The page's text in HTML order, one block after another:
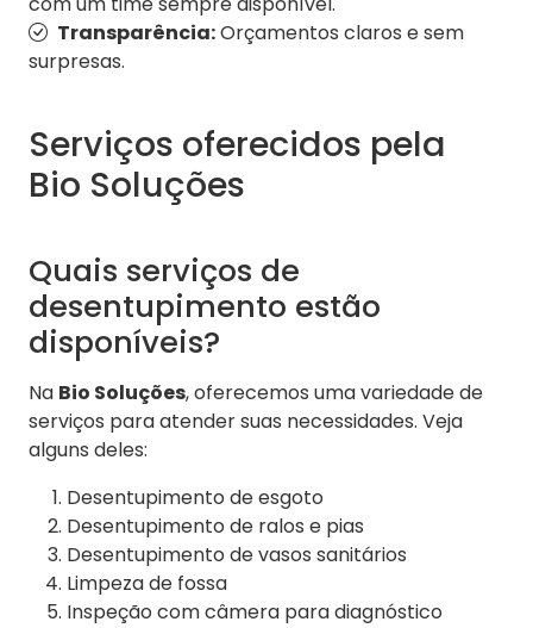
Transparência:Orçamentos claros e sem
surpresas.
Serviços oferecidos pela
Bio Soluções
Quais serviços de
desentupimento estão
disponíveis?
Na Bio Soluções, oferecemos uma variedade de
serviços para atender suas necessidades. Veja
alguns deles:
Desentupimento de esgoto
Desentupimento de ralos e pias
Desentupimento de vasos sanitários
Limpeza de fossa
Inspeção com câmera para diagnóstico